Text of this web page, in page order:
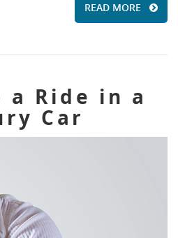
READ MORE
a Ride in a
Car